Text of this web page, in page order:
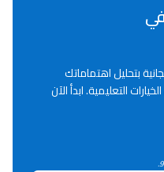
بتحليل اهتماماتك
التعليمية. ابدأ الآن